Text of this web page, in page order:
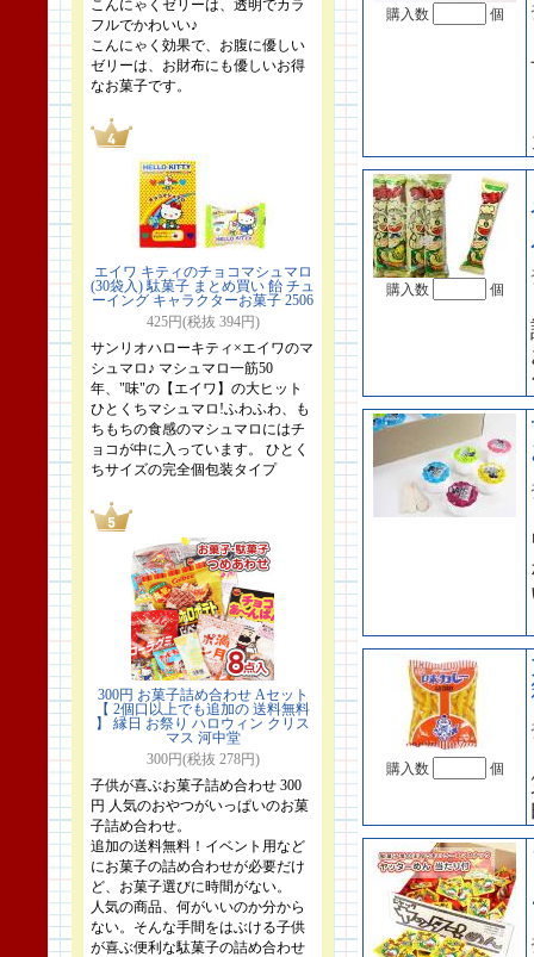
こんにゃくゼリーは、透明でカラ
フルでかわいい♪
こんにゃく効果で、お腹に優しい
ゼリーは、お財布にも優しいお得
なお菓子です。
エイワ キティのチョコマシュマロ
(30袋入) 駄菓子 まとめ買い 飴 チュ
ーイング キャラクターお菓子 2506
425円(税抜 394円)
サンリオハローキティ×エイワのマ
シュマロ♪ マシュマロ一筋50
年、"味"の【エイワ】の大ヒット
ひとくちマシュマロ!ふわふわ、も
ちもちの食感のマシュマロにはチ
ョコが中に入っています。 ひとく
ちサイズの完全個包装タイプ
300円 お菓子詰め合わせ Aセット
【 2個口以上でも追加の 送料無料
】 縁日 お祭り ハロウィン クリス
マス 河中堂
300円(税抜 278円)
子供が喜ぶお菓子詰め合わせ 300
円 人気のおやつがいっぱいのお菓
子詰め合わせ。
追加の送料無料！イベント用など
にお菓子の詰め合わせが必要だけ
ど、お菓子選びに時間がない。
人気の商品、何がいいのか分から
ない。そんな手間をはぶける子供
が喜ぶ便利な駄菓子の詰め合わせ
購入数 個
購入数 個
購入数 個